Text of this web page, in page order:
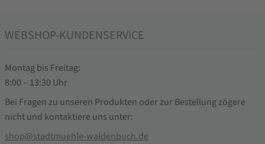
WEBSHOP-KUNDENSERVICE
Montag bis Freitag:
8:00 – 13:30 Uhr
Bei Fragen zu unseren Produkten oder zur Bestellung zögere
nicht und kontaktiere uns unter:
shop@stadtmuehle-waldenbuch.de